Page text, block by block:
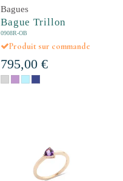
Bagues
Bague Trillon
0908R-OB
Produit sur commande
795,00 €